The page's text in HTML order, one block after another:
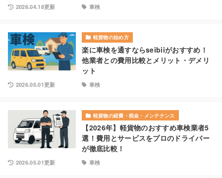
2026.04.18更新 車検
軽貨物の始め方
楽に車検を通すならseibiiがおすすめ！
他業者との費用比較とメリット・デメリ
ット
2026.05.01更新 車検
軽貨物の経費・税金・メンテナンス
【2026年】軽貨物のおすすめ車検業者5
選！費用とサービスをプロのドライバー
が徹底比較！
2026.05.01更新 車検